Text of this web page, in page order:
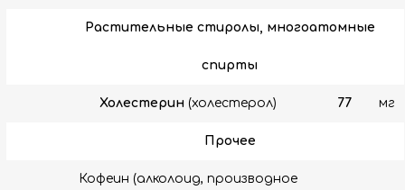
Растительные стиролы, многоатомные
спирты
Холестерин (холестерол) 77 мг
Прочее
Кофеин (алколоид, производное